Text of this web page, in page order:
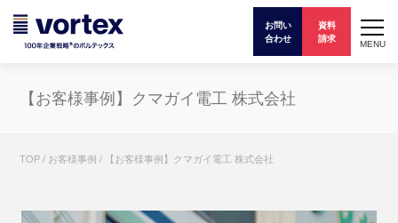
お問い
合わせ
資料
請求
MENU
【お客様事例】クマガイ電工 株式会社
TOP / お客様事例 / 【お客様事例】クマガイ電工 株式会社